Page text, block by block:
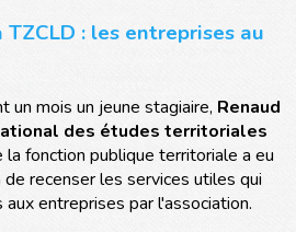
: les entreprises au
un mois un jeune stagiaire, Renaud
des études territoriales
la fonction publique territoriale a eu
recenser les services utiles qui
entreprises par l'association.